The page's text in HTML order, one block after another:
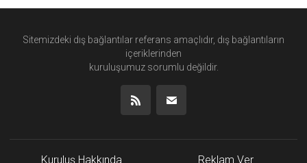
Sitemizdeki dış bağlantılar referans amaçlıdır, dış bağlantıların
içeriklerinden
kuruluşumuz sorumlu değildir.
Kuruluş Hakkında
Reklam Ver